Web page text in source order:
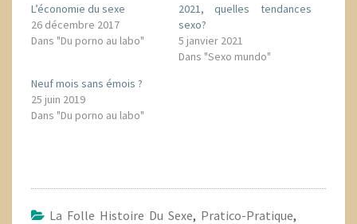
L’économie du sexe
26 décembre 2017
Dans "Du porno au labo"
2021, quelles tendances
sexo?
5 janvier 2021
Dans "Sexo mundo"
Neuf mois sans émois ?
25 juin 2019
Dans "Du porno au labo"
La Folle Histoire Du Sexe, Pratico-Pratique,